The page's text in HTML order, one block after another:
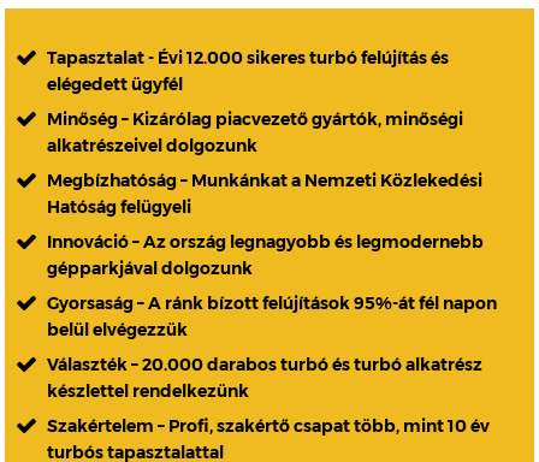
Tapasztalat - Évi 12.000 sikeres turbó felújítás és
elégedett ügyfél
Minőség – Kizárólag piacvezető gyártók, minőségi
alkatrészeivel dolgozunk
Megbízhatóság – Munkánkat a Nemzeti Közlekedési
Hatóság felügyeli
Innováció – Az ország legnagyobb és legmodernebb
gépparkjával dolgozunk
Gyorsaság – A ránk bízott felújítások 95%-át fél napon
belül elvégezzük
Választék – 20.000 darabos turbó és turbó alkatrész
készlettel rendelkezünk
Szakértelem – Profi, szakértő csapat több, mint 10 év
turbós tapasztalattal